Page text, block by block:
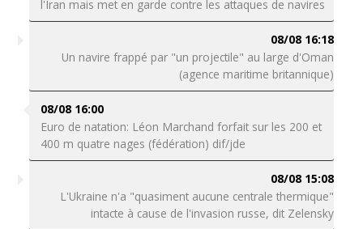
l'Iran mais met en garde contre les attaques de navires
08/08 16:18
Un navire frappé par "un projectile" au large d'Oman
(agence maritime britannique)
08/08 16:00
Euro de natation: Léon Marchand forfait sur les 200 et
400 m quatre nages (fédération) dif/jde
08/08 15:08
L'Ukraine n'a "quasiment aucune centrale thermique"
intacte à cause de l'invasion russe, dit Zelensky